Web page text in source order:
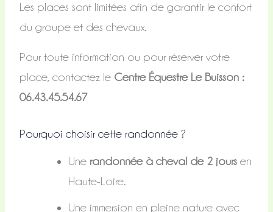
Les places sont limitées afin de garantir le confort
du groupe et des chevaux.
Pour toute information ou pour réserver votre
place, contactez le Centre Équestre Le Buisson :
06.43.45.54.67
Pourquoi choisir cette randonnée ?
Une randonnée à cheval de 2 jours en
Haute-Loire.
Une immersion en pleine nature avec